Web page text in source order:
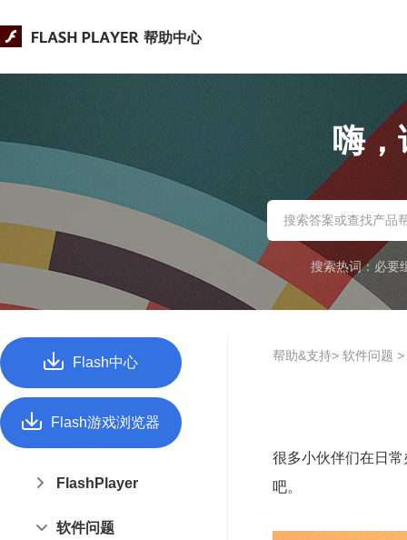
帮助中心
嗨，
搜索热词： 必要
Flash中心
Flash游戏浏览器
FlashPlayer
软件问题
帮助&支持> 软件问题 >
很多小伙伴们在日
吧。